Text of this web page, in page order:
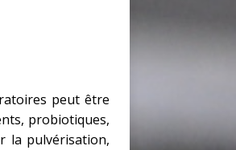
peut être
probiotiques,
la pulvérisation,